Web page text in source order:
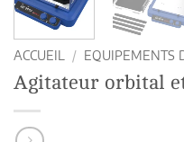
ACCUEIL / EQUIPEMENTS
Agitateur orbital